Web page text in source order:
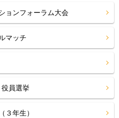
ョンフォーラム大会
マッチ
員選挙
年生）